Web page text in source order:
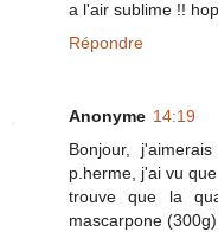
a l'air sublime !!
Répondre
Anonyme 14:19
Bonjour,
p.herme, j'ai vu
trouve que la
mascarpone